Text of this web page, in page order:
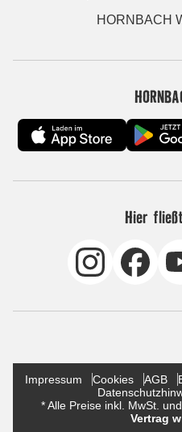
HORNBACH
Hier
Impressum Cookies AGB
* Alle Preise inkl. MwSt.
Vertrag